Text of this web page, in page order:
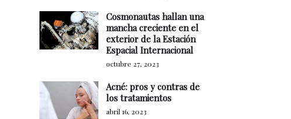
Cosmonautas hallan una
mancha creciente en el
exterior de la Estación
Espacial Internacional
octubre 27, 2023
Acné: pros y contras de
los tratamientos
abril 16, 2023